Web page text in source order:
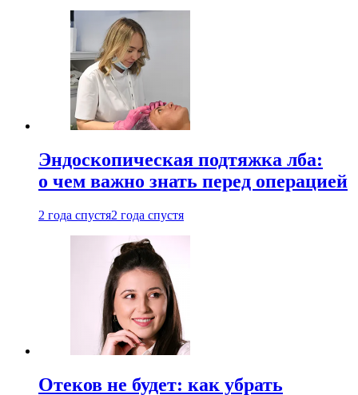
Эндоскопическая подтяжка лба:
о чем важно знать перед операцией
2 года спустя2 года спустя
Отеков не будет: как убрать